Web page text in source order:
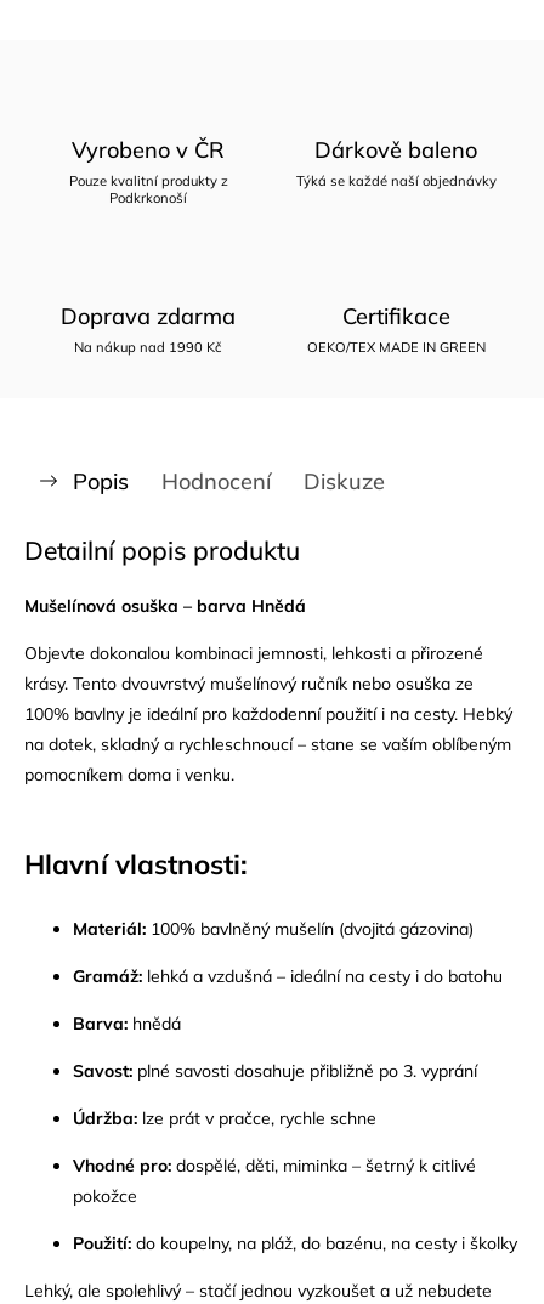
Vyrobeno v ČR
Pouze kvalitní produkty z
Podkrkonoší
Dárkově baleno
Týká se každé naší objednávky
Doprava zdarma
Na nákup nad 1990 Kč
Certifikace
OEKO/TEX MADE IN GREEN
Popis Hodnocení Diskuze
Detailní popis produktu
Mušelínová osuška – barva Hnědá
Objevte dokonalou kombinaci jemnosti, lehkosti a přirozené
krásy. Tento dvouvrstvý mušelínový ručník nebo osuška ze
100% bavlny je ideální pro každodenní použití i na cesty. Hebký
na dotek, skladný a rychleschnoucí – stane se vaším oblíbeným
pomocníkem doma i venku.
Hlavní vlastnosti:
Materiál: 100% bavlněný mušelín (dvojitá gázovina)
Gramáž: lehká a vzdušná – ideální na cesty i do batohu
Barva: hnědá
Savost: plné savosti dosahuje přibližně po 3. vyprání
Údržba: lze prát v pračce, rychle schne
Vhodné pro: dospělé, děti, miminka – šetrný k citlivé
pokožce
Použití: do koupelny, na pláž, do bazénu, na cesty i školky
Lehký, ale spolehlivý – stačí jednou vyzkoušet a už nebudete